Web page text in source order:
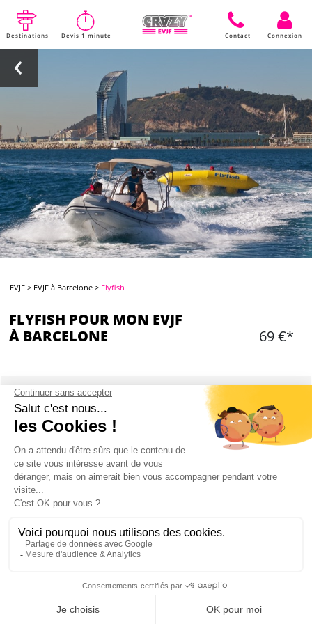
Destinations Devis 1 minute Contact Connexion
EVJF > EVJF à Barcelone > Flyfish
FLYFISH POUR MON EVJF
À BARCELONE
69 €*
CONTENU
Equipement nécessaire fourni
Personnel
Maximum 6 personnes
Mon EVJF à Barcelone